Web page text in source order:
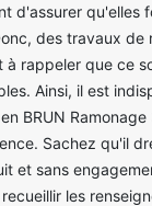
d'assurer qu'elles
des travaux de
à rappeler que ce
Ainsi, il est
BRUN
Sachez qu'il
et sans
les